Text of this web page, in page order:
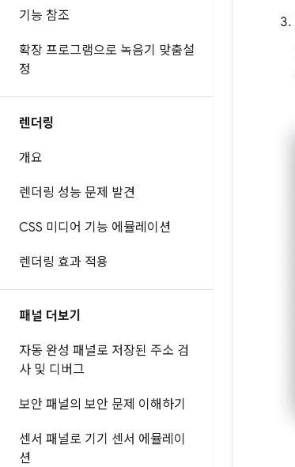
기능 참조
확장 프로그램으로 녹음기 맞춤설
정
렌더링
개요
렌더링 성능 문제 발견
CSS 미디어 기능 에뮬레이션
렌더링 효과 적용
패널 더보기
자동 완성 패널로 저장된 주소 검
사 및 디버그
보안 패널의 보안 문제 이해하기
센서 패널로 기기 센서 에뮬레이
션